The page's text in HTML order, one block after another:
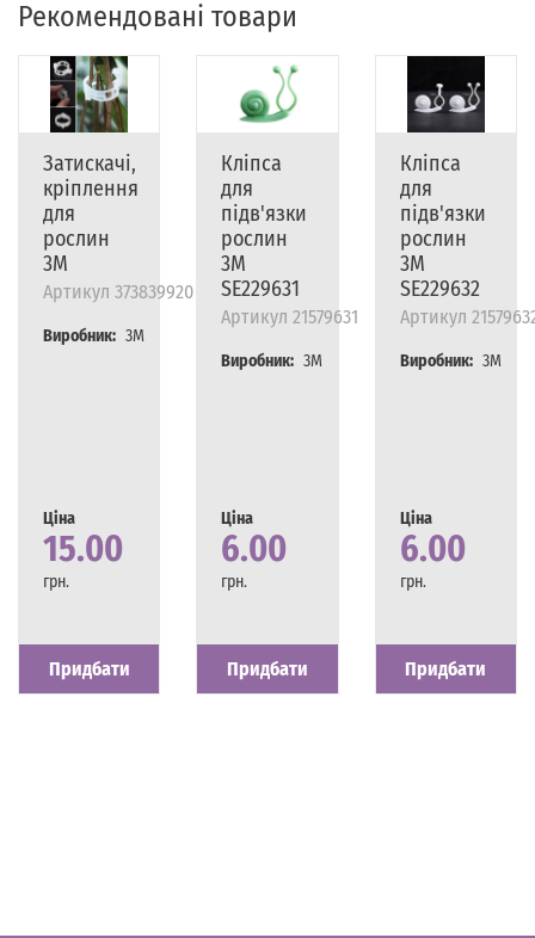
Рекомендовані товари
Затискачі,
кріплення
для
рослин
3M
Артикул 373839920
Виробник: 3M
Ціна
15.00
грн.
Наявність
Є в наявності
Придбати
Кліпса
для
підв'язки
рослин
3M
SE229631
Артикул 21579631
Виробник: 3M
Ціна
6.00
грн.
Наявність
Є в наявності
Придбати
Кліпса
для
підв'язки
рослин
3M
SE229632
Артикул
Виробник: 3M
Ціна
6.00
грн.
Наявність
Є в наявності
Придбати